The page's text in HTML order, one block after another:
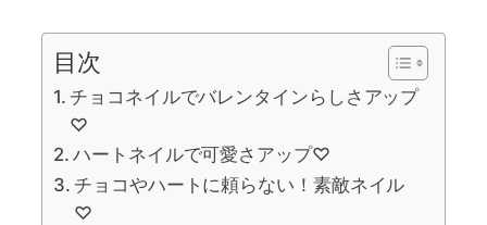
目次
チョコネイルでバレンタインらしさアップ
♡
ハートネイルで可愛さアップ♡
チョコやハートに頼らない！素敵ネイル
♡